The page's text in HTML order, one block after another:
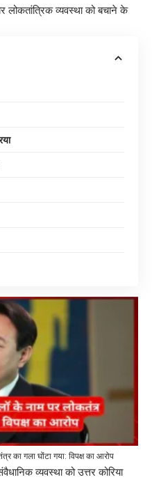
लोकतांत्रिक व्यवस्था को बचाने के
का गला घोंटा गया: विपक्ष का आरोप
व्यवस्था को उत्तर कोरिया